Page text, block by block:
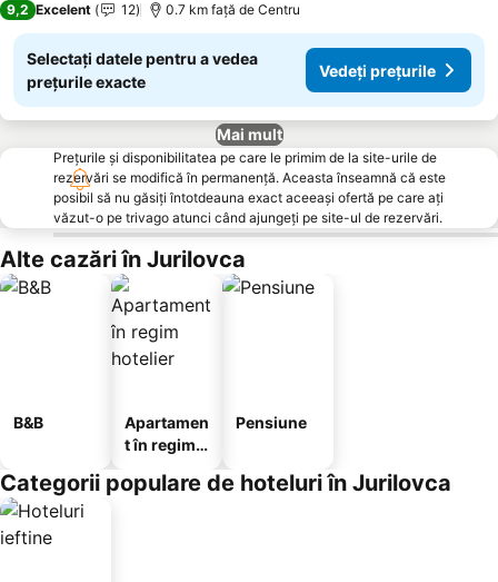
9,2 Excelent 12 0.7 km faţă de Centru
Selectați datele pentru a vedea
prețurile exacte
Vedeți prețurile
Mai mult
Prețurile și disponibilitatea pe care le primim de la site-urile de
rezervări se modifică în permanență. Aceasta înseamnă că este
posibil să nu găsiți întotdeauna exact aceeași ofertă pe care ați
văzut-o pe trivago atunci când ajungeți pe site-ul de rezervări.
Alte cazări în Jurilovca
B&B
Apartamen
t în regim
Pensiune
Categorii populare de hoteluri în Jurilovca